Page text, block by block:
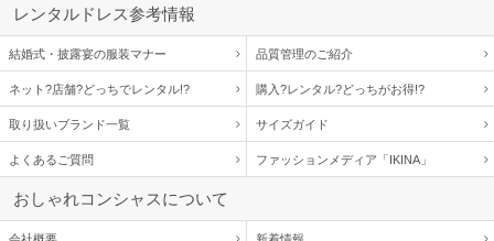
レンタルドレス参考情報
結婚式・披露宴の服装マナー 品質管理のご紹介
ネット?店舗?どっちでレンタル!? 購入?レンタル?どっちがお得!?
取り扱いブランド一覧 サイズガイド
よくあるご質問 ファッションメディア「IKINA」
おしゃれコンシャスについて